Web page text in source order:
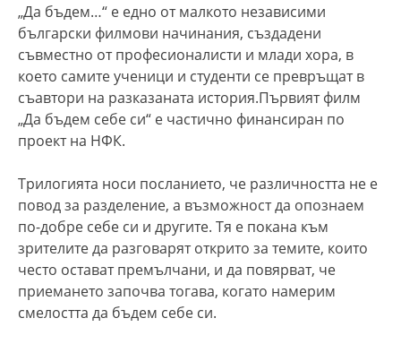
„Да бъдем…“ е едно от малкото независими
български филмови начинания, създадени
съвместно от професионалисти и млади хора, в
което самите ученици и студенти се превръщат в
съавтори на разказаната история.Първият филм
„Да бъдем себе си“ е частично финансиран по
проект на НФК.
Трилогията носи посланието, че различността не е
повод за разделение, а възможност да опознаем
по-добре себе си и другите. Тя е покана към
зрителите да разговарят открито за темите, които
често остават премълчани, и да повярват, че
приемането започва тогава, когато намерим
смелостта да бъдем себе си.